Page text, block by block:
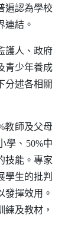
遍認為學校
連結。
人、政府
青少年養成
分述各相關
師及父母
學、50%中
技能。專家
學生的批判
發揮效用。
及教材，